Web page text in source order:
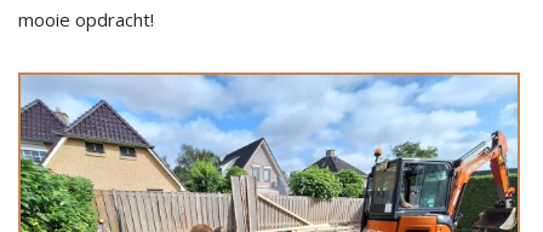
mooie opdracht!